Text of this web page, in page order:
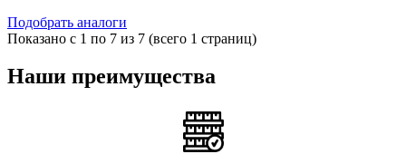
Подобрать аналоги
Показано с 1 по 7 из 7 (всего 1 страниц)
Наши преимущества